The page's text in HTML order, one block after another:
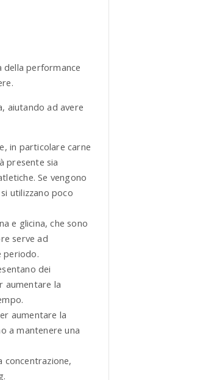
della performance
aiutando ad avere
in particolare carne
presente sia
Se vengono
utilizzano poco
e glicina, che sono
serve ad
periodo.
dei
aumentare la
aumentare la
a mantenere una
concentrazione,